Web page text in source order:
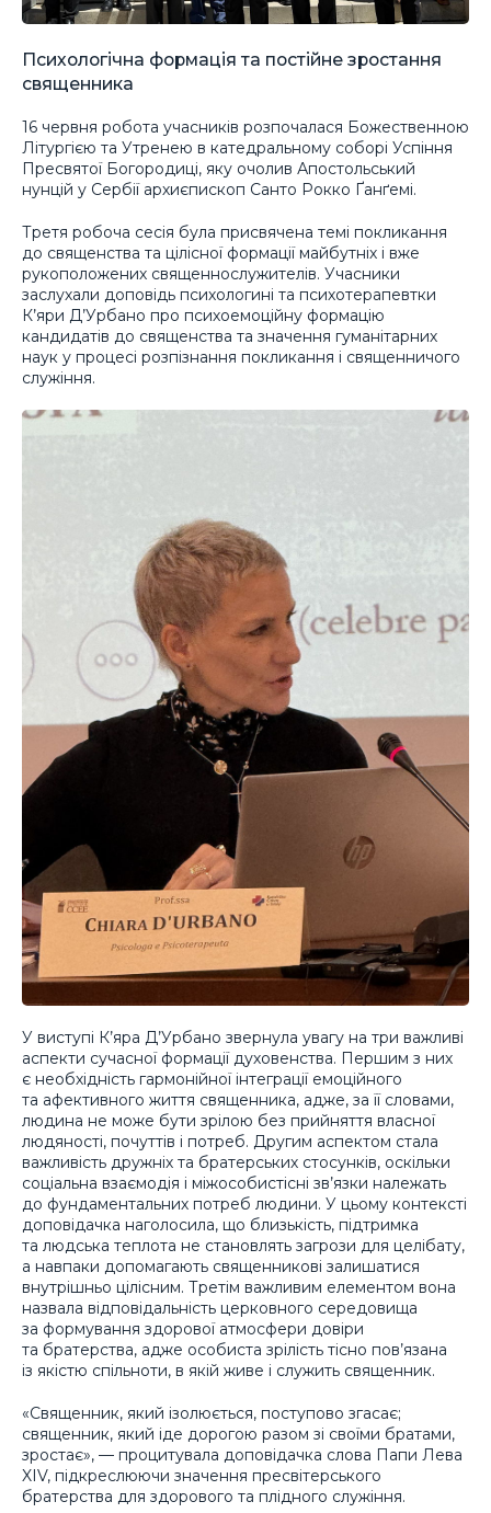
Психологічна формація та постійне зростання
священника
16 червня робота учасників розпочалася Божественною
Літургією та Утренею в катедральному соборі Успіння
Пресвятої Богородиці, яку очолив Апостольський
нунцій у Сербії архиєпископ Санто Рокко Ґанґемі.
Третя робоча сесія була присвячена темі покликання
до священства та цілісної формації майбутніх і вже
рукоположених священнослужителів. Учасники
заслухали доповідь психологині та психотерапевтки
К’яри Д’Урбано про психоемоційну формацію
кандидатів до священства та значення гуманітарних
наук у процесі розпізнання покликання і священничого
служіння.
У виступі К’яра Д’Урбано звернула увагу на три важливі
аспекти сучасної формації духовенства. Першим з них
є необхідність гармонійної інтеграції емоційного
та афективного життя священника, адже, за її словами,
людина не може бути зрілою без прийняття власної
людяності, почуттів і потреб. Другим аспектом стала
важливість дружніх та братерських стосунків, оскільки
соціальна взаємодія і міжособистісні зв’язки належать
до фундаментальних потреб людини. У цьому контексті
доповідачка наголосила, що близькість, підтримка
та людська теплота не становлять загрози для целібату,
а навпаки допомагають священникові залишатися
внутрішньо цілісним. Третім важливим елементом вона
назвала відповідальність церковного середовища
за формування здорової атмосфери довіри
та братерства, адже особиста зрілість тісно пов’язана
із якістю спільноти, в якій живе і служить священник.
«Священник, який ізолюється, поступово згасає;
священник, який іде дорогою разом зі своїми братами,
зростає», — процитувала доповідачка слова Папи Лева
XIV, підкреслюючи значення пресвітерського
братерства для здорового та плідного служіння.